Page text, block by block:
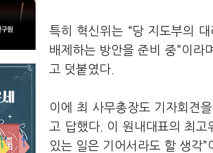
특히 혁신위는 “당 지도부의
배제하는 방안을 준비 중”이라
고 덧붙였다.
이에 최 사무총장도 기자회견
고 답했다. 이 원내대표의 최고
있는 일은 기어서라도 할 생각”